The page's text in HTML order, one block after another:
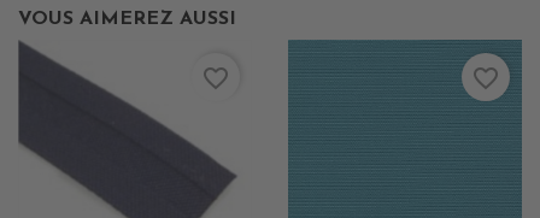
VOUS AIMEREZ AUSSI
favorite_border favorite_border